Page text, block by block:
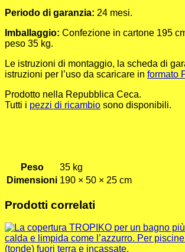
Periodo di garanzia: 24 mesi.
Imballaggio: Confezione in cartone 195
peso 35 kg.
Le istruzioni di montaggio, la scheda di
istruzioni per l’uso da scaricare in formato
Prodotto nella Repubblica Ceca.
Tutti i pezzi di ricambio sono disponibili.
Peso
35 kg
Dimensioni 190 × 50 × 25 cm
Prodotti correlati